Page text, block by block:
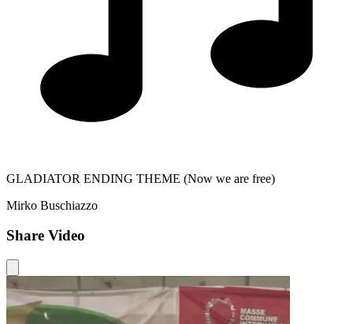
GLADIATOR ENDING THEME (Now we are free)
Mirko Buschiazzo
Share Video